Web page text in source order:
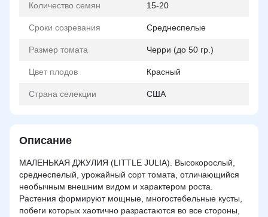
Количество семян 15-20
Сроки созревания Среднеспелые
Размер томата Черри (до 50 гр.)
Цвет плодов Красный
Страна селекции США
Описание
МАЛЕНЬКАЯ ДЖУЛИЯ (LITTLE JULIA). Высокорослый,
среднеспелый, урожайный сорт томата, отличающийся
необычным внешним видом и характером роста.
Растения формируют мощные, многостебельные кусты,
побеги которых хаотично разрастаются во все стороны,